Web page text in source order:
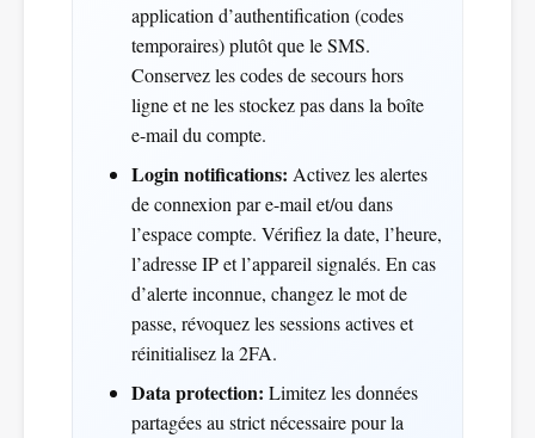
application d’authentification (codes
temporaires) plutôt que le SMS.
Conservez les codes de secours hors
ligne et ne les stockez pas dans la boîte
e-mail du compte.
Login notifications: Activez les alertes
de connexion par e-mail et/ou dans
l’espace compte. Vérifiez la date, l’heure,
l’adresse IP et l’appareil signalés. En cas
d’alerte inconnue, changez le mot de
passe, révoquez les sessions actives et
réinitialisez la 2FA.
Data protection: Limitez les données
partagées au strict nécessaire pour la